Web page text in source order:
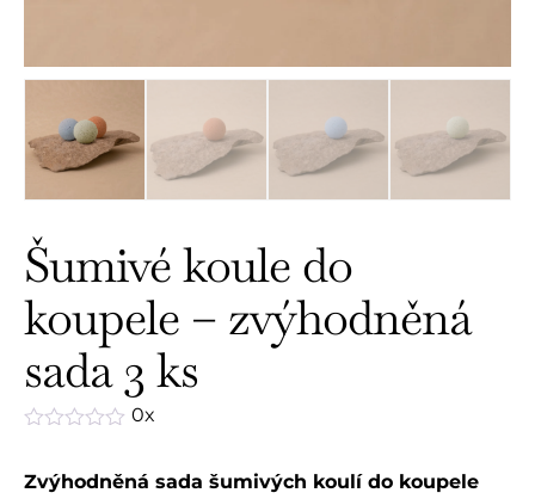
Šumivé koule do
koupele – zvýhodněná
sada 3 ks
z
0x
Zvýhodněná sada šumivých koulí do koupele